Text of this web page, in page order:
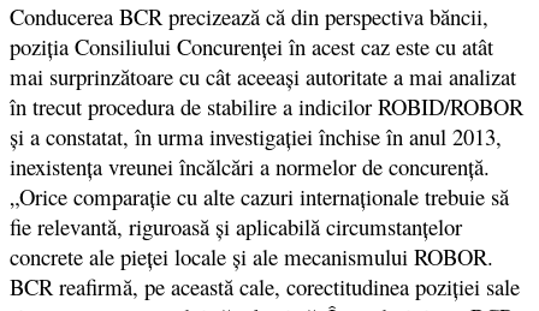
Conducerea BCR precizează că din perspectiva băncii,
poziţia Consiliului Concurenţei în acest caz este cu atât
mai surprinzătoare cu cât aceeaşi autoritate a mai analizat
în trecut procedura de stabilire a indicilor ROBID/ROBOR
şi a constatat, în urma investigaţiei închise în anul 2013,
inexistenţa vreunei încălcări a normelor de concurenţă.
„Orice comparaţie cu alte cazuri internaţionale trebuie să
fie relevantă, riguroasă şi aplicabilă circumstanţelor
concrete ale pieţei locale şi ale mecanismului ROBOR.
BCR reafirmă, pe această cale, corectitudinea poziţiei sale